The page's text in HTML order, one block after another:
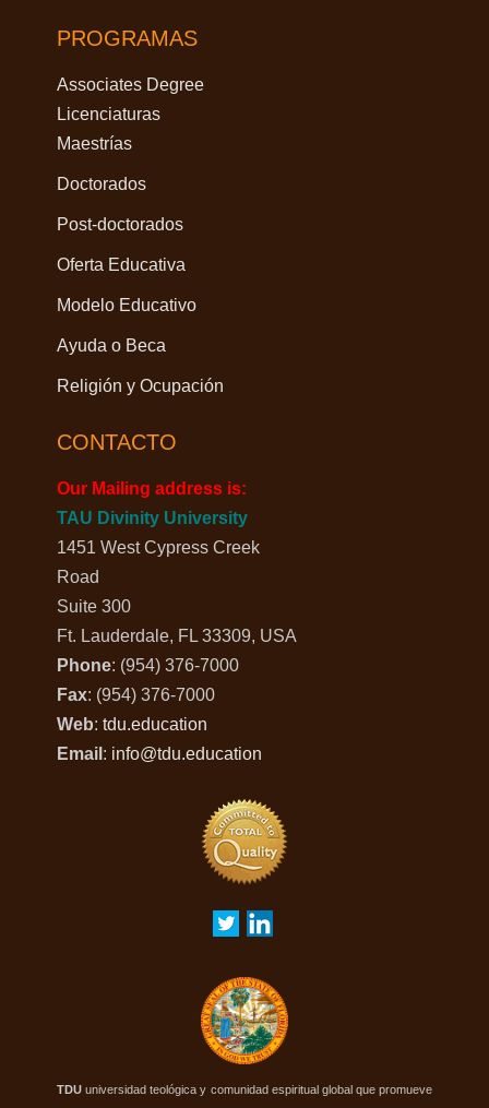
PROGRAMAS
Associates Degree
Licenciaturas
Maestrías
Doctorados
Post-doctorados
Oferta Educativa
Modelo Educativo
Ayuda o Beca
Religión y Ocupación
CONTACTO
Our Mailing address is:
TAU Divinity University
1451 West Cypress Creek
Road
Suite 300
Ft. Lauderdale, FL 33309, USA
Phone: (954) 376-7000
Fax: (954) 376-7000
Web:tdu.education
Email : info@tdu.education
TDUuniversidad teológica y comunidad espiritual global que promueve